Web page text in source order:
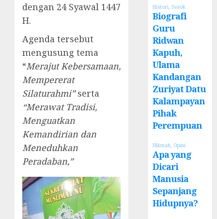
dengan 24 Syawal 1447
H.
Agenda tersebut
mengusung tema
“Merajut Kebersamaan,
Mempererat
Silaturahmi”serta
“Merawat Tradisi,
Menguatkan
Kemandirian dan
Meneduhkan
Peradaban,”
Histori, Sosok
Biografi
Guru
Ridwan
Kapuh,
Ulama
Kandangan
Zuriyat Datu
Kalampayan
Pihak
Perempuan
Hikmah, Opini
Apa yang
Dicari
Manusia
Sepanjang
Hidupnya?